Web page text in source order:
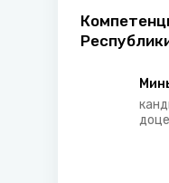
природных